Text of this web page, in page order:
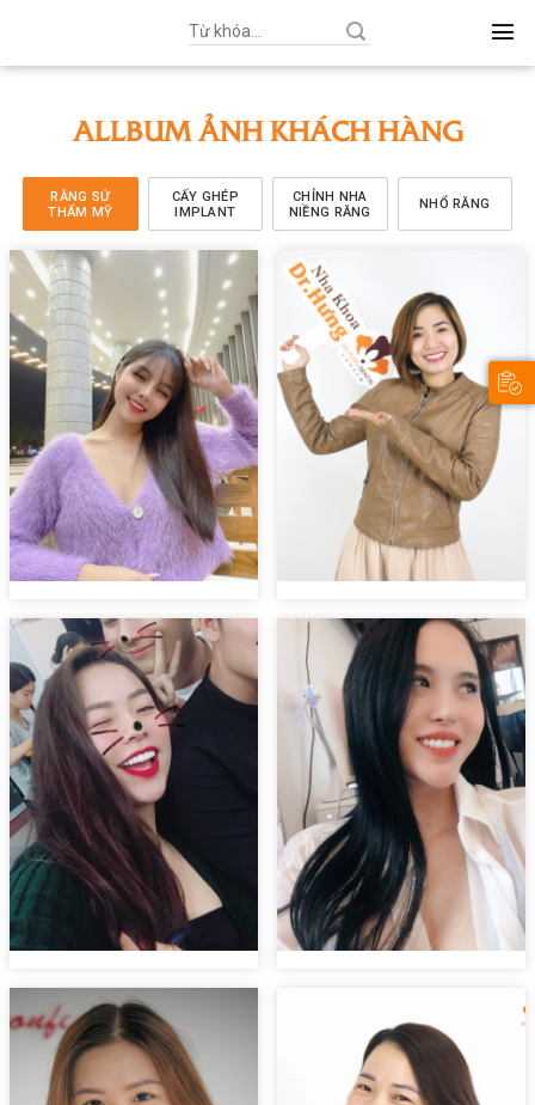
Search
for:
ALLBUM ẢNH KHÁCH HÀNG
RĂNG SỨ
THẨM MỸ
CẤY GHÉP
IMPLANT
CHỈNH NHA
NIỀNG RĂNG
NHỔ RĂNG